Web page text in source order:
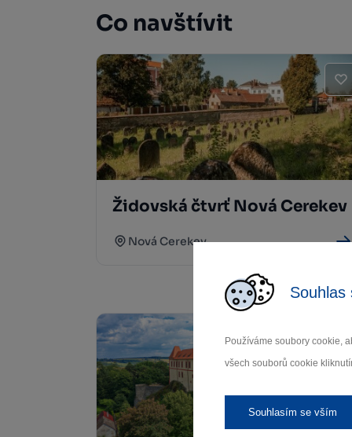
Souhlas
Používáme soubory cookie,
všech souborů cookie
Souhlasím se vším
Co navštívit
Židovská čtvrť Nová Cerekev
Nová Cerekev